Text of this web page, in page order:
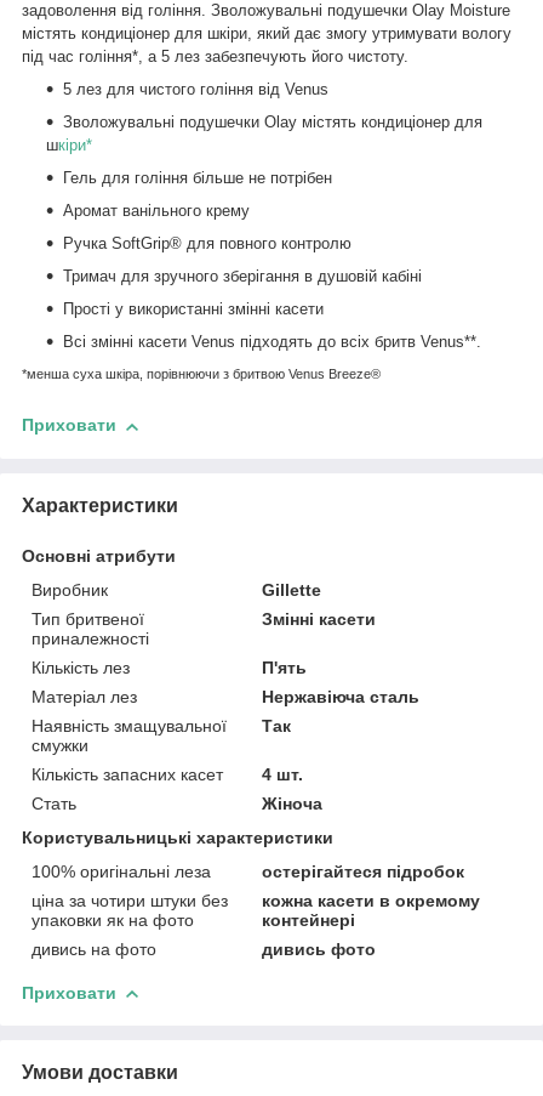
задоволення від гоління. Зволожувальні подушечки Olay Moisture
містять кондиціонер для шкіри, який дає змогу утримувати вологу
під час гоління*, а 5 лез забезпечують його чистоту.
5 лез для чистого гоління від Venus
Зволожувальні подушечки Olay містять кондиціонер для
шкіри*
Гель для гоління більше не потрібен
Аромат ванільного крему
Ручка SoftGrip® для повного контролю
Тримач для зручного зберігання в душовій кабіні
Прості у використанні змінні касети
Всі змінні касети Venus підходять до всіх бритв Venus**.
*менша суха шкіра, порівнюючи з бритвою Venus Breeze®
Приховати
Характеристики
Основні атрибути
Виробник
Gillette
Тип бритвеної
приналежності
Змінні касети
Кількість лез
П'ять
Матеріал лез
Нержавіюча сталь
Наявність змащувальної
смужки
Так
Кількість запасних касет
4 шт.
Стать
Жіноча
Користувальницькі характеристики
100% оригінальні леза
остерігайтеся підробок
ціна за чотири штуки без
упаковки як на фото
кожна касети в окремому
контейнері
дивись на фото
дивись фото
Приховати
Умови доставки